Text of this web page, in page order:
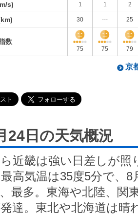
s) 1 1 2
30 --- 25
数
75 75 79
京
24日の天気概況
近畿は強い日差しが照
高気温は35度5分で、
最多。東海や北陸、関
達。東北や北海道は晴